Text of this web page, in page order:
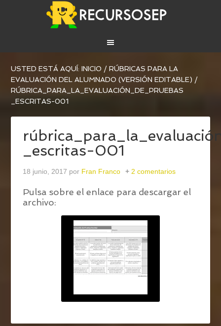
USTED ESTÁ AQUÍ:INICIO / RÚBRICAS PARA LA
EVALUACIÓN DEL ALUMNADO (VERSIÓN EDITABLE) /
RÚBRICA_PARA_LA_EVALUACIÓN_DE_PRUEBAS
_ESCRITAS-001
_escritas-001
18 junio, 2017 por Fran Franco 2 comentarios
Pulsa sobre el enlace para descargar el
archivo: